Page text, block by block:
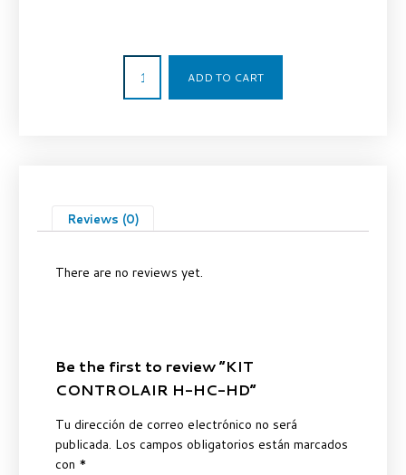
ADD TO CART
Reviews (0)
There are no reviews yet.
Be the first to review “KIT
CONTROLAIR H-HC-HD”
Tu dirección de correo electrónico no será
publicada. Los campos obligatorios están marcados
con *